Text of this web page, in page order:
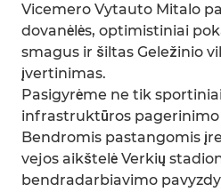
Vicemero Vytauto Mitalo
dovanėlės, optimistiniai
smagus ir šiltas Geležinio
įvertinimas.
Pasigyrėme ne tik
infrastruktūros pagerinimo
Bendromis pastangomis
vejos aikštelė Verkių
bendradarbiavimo